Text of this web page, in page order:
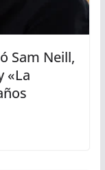
Sam Neill,
«La